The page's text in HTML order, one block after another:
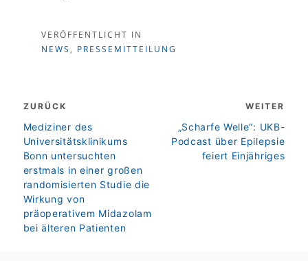
VERÖFFENTLICHT IN
NEWS , PRESSEMITTEILUNG
ZURÜCK
zurück
Mediziner des
Universitätsklinikums
Bonn untersuchten
erstmals in einer großen
randomisierten Studie die
Wirkung von
präoperativem Midazolam
bei älteren Patienten
WEITER
weiter
„Scharfe Welle“: UKB-
Podcast über Epilepsie
feiert Einjähriges